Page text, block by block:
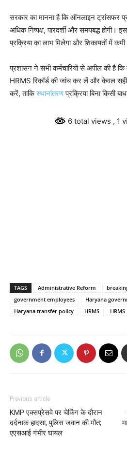
सरकार का मानना है कि ऑनलाइन ट्रांसफर
अधिक निष्पक्ष, पारदर्शी और समयबद्ध होगी।
प्रक्रिया का लाभ मिलेगा और शिकायतों में
प्रशासन ने सभी कर्मचारियों से अपील की है
HRMS रिकॉर्ड की जांच कर लें और केवल सही
करें, ताकिस्थानांतरणप्रक्रिया बिना किसी
6 total views , 1
TAGS Administrative Reform
government employees
Haryana
Haryana transfer policy
HRMS
Previous article
KMP एक्सप्रेसवे पर चेकिंग के दौरान
दर्दनाक हादसा, पुलिस जवान की मौत;
एएसआई गंभीर घायल